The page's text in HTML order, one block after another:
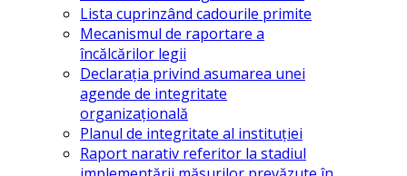
Lista cuprinzând cadourile primite
Mecanismul de raportare a
încălcărilor legii
Declarația privind asumarea unei
agende de integritate
organizațională
Planul de integritate al instituției
Raport narativ referitor la stadiul